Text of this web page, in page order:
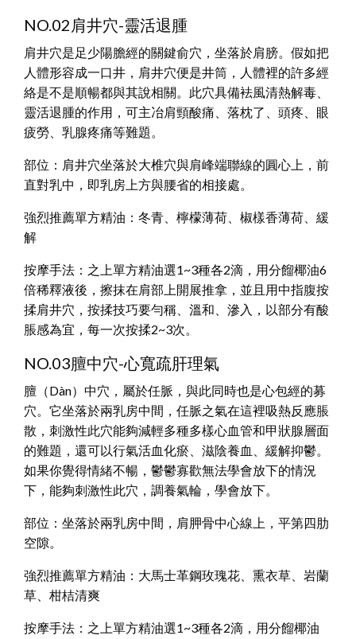
NO.02肩井穴-靈活退腫
肩井穴是足少陽膽經的關鍵俞穴，坐落於肩膀。假如把
人體形容成一口井，肩井穴便是井筒，人體裡的許多經
絡是不是順暢都與其說相關。此穴具備袪風清熱解毒、
靈活退腫的作用，可主冶肩頸酸痛、落枕了、頭疼、眼
疲勞、乳腺疼痛等難題。
部位：肩井穴坐落於大椎穴與肩峰端聯線的圓心上，前
直對乳中，即乳房上方與腰省的相接處。
強烈推薦單方精油：冬青、檸檬薄荷、椒樣香薄荷、緩
解
按摩手法：之上單方精油選1~3種各2滴，用分餾椰油6
倍稀釋液後，擦抹在肩部上開展推拿，並且用中指腹按
揉肩井穴，按揉技巧要勻稱、溫和、滲入，以部分有酸
脹感為宜，每一次按揉2~3次。
NO.03膻中穴-心寬疏肝理氣
膻（Dàn）中穴，屬於任脈，與此同時也是心包經的募
穴。它坐落於兩乳房中間，任脈之氣在這裡吸熱反應脹
散，刺激性此穴能夠減輕多種多樣心血管和甲狀腺層面
的難題，還可以行氣活血化瘀、滋陰養血、緩解抑鬱。
如果你覺得情緒不暢，鬱鬱寡歡無法學會放下的情況
下，能夠刺激性此穴，調養氣輪，學會放下。
部位：坐落於兩乳房中間，肩胛骨中心線上，平第四肋
空隙。
強烈推薦單方精油：大馬士革鋼玫瑰花、熏衣草、岩蘭
草、柑桔清爽
按摩手法：之上單方精油選1~3種各2滴，用分餾椰油